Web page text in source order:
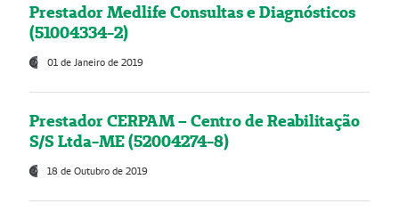
Prestador Medlife Consultas e Diagnósticos
(51004334-2)
01 de Janeiro de 2019
Prestador CERPAM – Centro de Reabilitação
S/S Ltda-ME (52004274-8)
18 de Outubro de 2019